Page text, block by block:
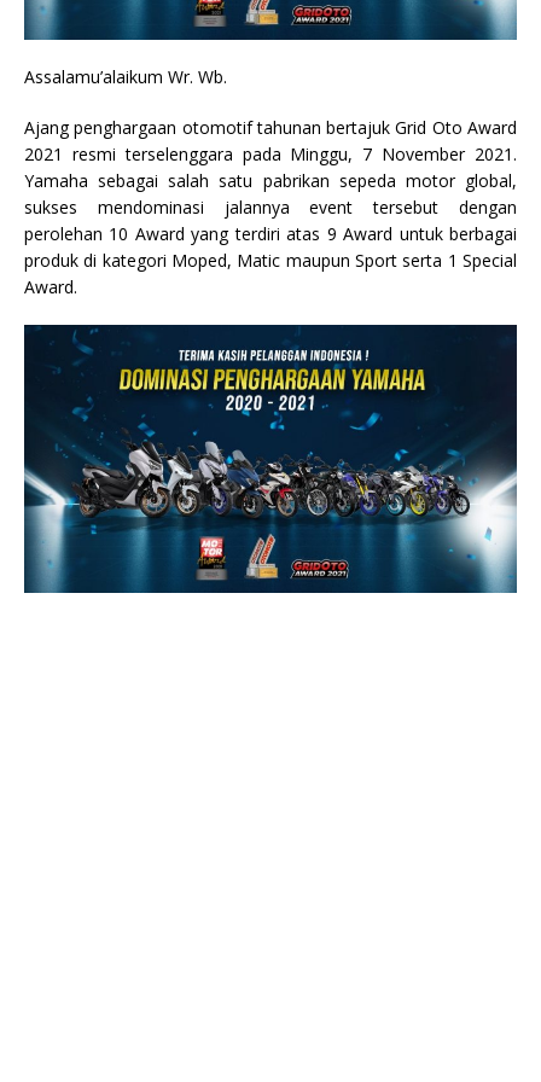
Assalamu’alaikum Wr. Wb.
Ajang penghargaan otomotif tahunan bertajuk Grid Oto Award
2021 resmi terselenggara pada Minggu, 7 November 2021.
Yamaha sebagai salah satu pabrikan sepeda motor global,
sukses mendominasi jalannya event tersebut dengan
perolehan 10 Award yang terdiri atas 9 Award untuk berbagai
produk di kategori Moped, Matic maupun Sport serta 1 Special
Award.